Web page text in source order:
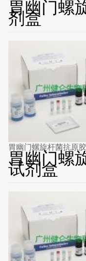
胃幽门螺
剂盒
胃幽门螺旋杆菌抗原
胃幽门螺
试剂盒